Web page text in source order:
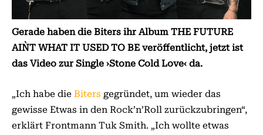
Gerade haben die Biters ihr Album THE FUTURE
AIN`T WHAT IT USED TO BE veröffentlicht, jetzt ist
das Video zur Single ›Stone Cold Love‹ da.
„Ich habe die Biters gegründet, um wieder das
gewisse Etwas in den Rock’n’Roll zurückzubringen“,
erklärt Frontmann Tuk Smith. „Ich wollte etwas